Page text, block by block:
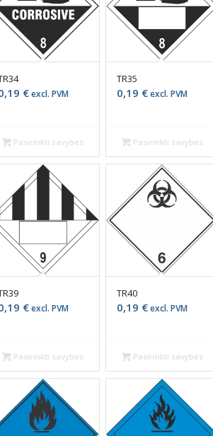
€excl. PVM
Pasirinkti savybes
TR35
0,19 €excl. PVM
Pasirinkti savybes
€excl. PVM
Pasirinkti savybes
TR40
0,19 €excl. PVM
Pasirinkti savybes